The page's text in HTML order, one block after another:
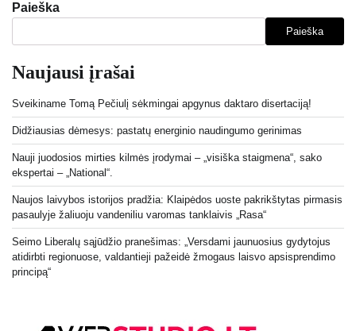
Paieška
Paieška
Naujausi įrašai
Sveikiname Tomą Pečiulį sėkmingai apgynus daktaro disertaciją!
Didžiausias dėmesys: pastatų energinio naudingumo gerinimas
Nauji juodosios mirties kilmės įrodymai – „visiška staigmena“, sako
ekspertai – „National“.
Naujos laivybos istorijos pradžia: Klaipėdos uoste pakrikštytas pirmasis
pasaulyje žaliuoju vandeniliu varomas tanklaivis „Rasa“
Seimo Liberalų sąjūdžio pranešimas: „Versdami jaunuosius gydytojus
atidirbti regionuose, valdantieji pažeidė žmogaus laisvo apsisprendimo
principą“